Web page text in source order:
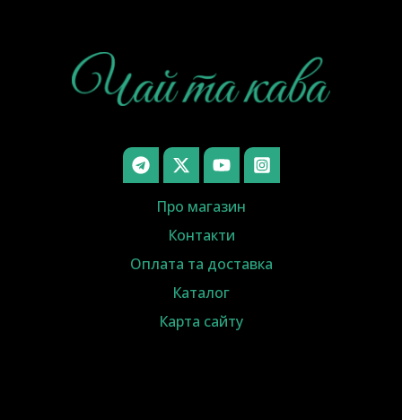
Про магазин
Контакти
Оплата та доставка
Каталог
Карта сайту